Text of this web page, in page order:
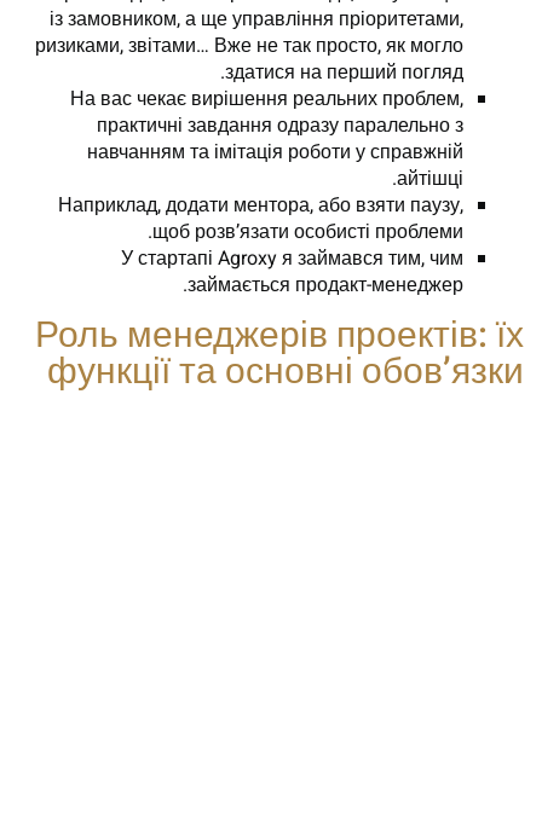
із замовником, а ще управління пріоритетами,
ризиками, звітами… Вже не так просто, як могло
здатися на перший погляд.
На вас чекає вирішення реальних проблем,
практичні завдання одразу паралельно з
навчанням та імітація роботи у справжній
айтішці.
Наприклад, додати ментора, або взяти паузу,
щоб розв’язати особисті проблеми.
У стартапі Agroxy я займався тим, чим
займається продакт-менеджер.
Роль менеджерів проектів: їх
функції та основні обов’язки